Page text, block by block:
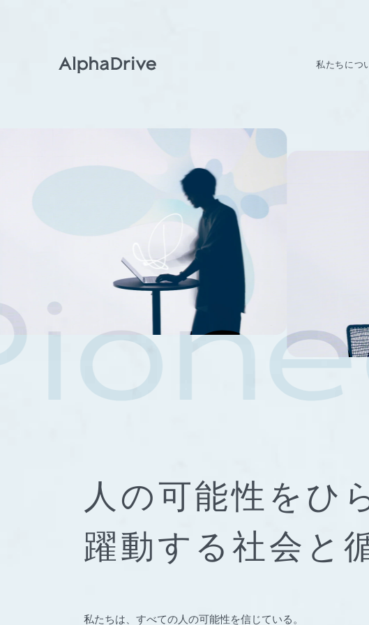
私たちにつ
人の可能性をひ
躍動する社会と
私たちは、すべての人の可能性を信じている。